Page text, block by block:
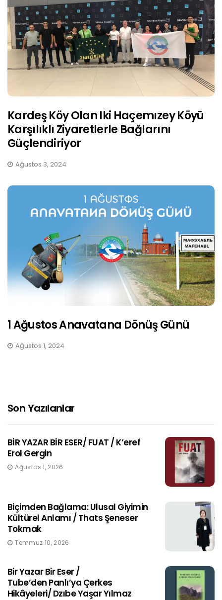
Kardeş Köy Olan Iki Haçemızey Köyü
Karşılıklı Ziyaretlerle Bağlarını
Güçlendiriyor
Ağustos 3, 2024
1 Ağustos Anavatana Dönüş Günü
Ağustos 1, 2024
Son Yazılanlar
BİR YAZAR BİR ESER/ FUAT / K’eref
Erol Gergin
Ağustos 1, 2026
Biçimden Bağlama: Ulusal Giyimin
Kültürel Anlamı / Thats Şeneser
Tokmak
Temmuz 10, 2026
Bir Yazar Bir Eser /
Tube’den Panlı’ya Çerkes
Hikâyeleri/ Dzıbe Yaşar Yılmaz